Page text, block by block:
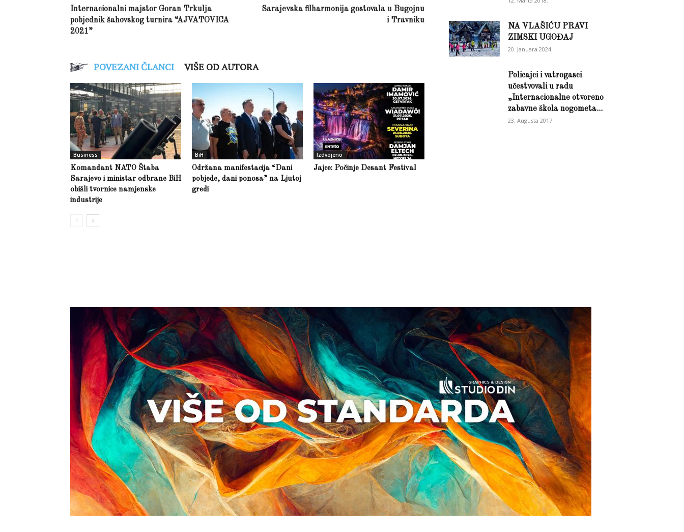
Internacionalni majstor Goran Trkulja
pobjednik šahovskog turnira “AJVATOVICA
2021”
Sarajevska filharmonija gostovala u Bugojnu
i Travniku
POVEZANI ČLANCI VIŠE OD AUTORA
Business
Komandant NATO Štaba
Sarajevo i ministar odbrane BiH
obišli tvornice namjenske
industrije
BiH
Održana manifestacija “Dani
pobjede, dani ponosa” na Ljutoj
gredi
Izdvojeno
Jajce: Počinje Desant Festival
NA VLAŠIĆU PRAVI
ZIMSKI UGOĐAJ
20. Januara 2024.
Policajci i vatrogasci
učestvovali u radu
„Internacionalne otvoreno
zabavne škola nogometa...
23. Augusta 2017.